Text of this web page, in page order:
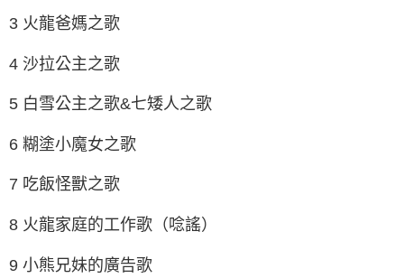
3 火龍爸媽之歌
4 沙拉公主之歌
5 白雪公主之歌&七矮人之歌
6 糊塗小魔女之歌
7 吃飯怪獸之歌
8 火龍家庭的工作歌（唸謠）
9 小熊兄妹的廣告歌